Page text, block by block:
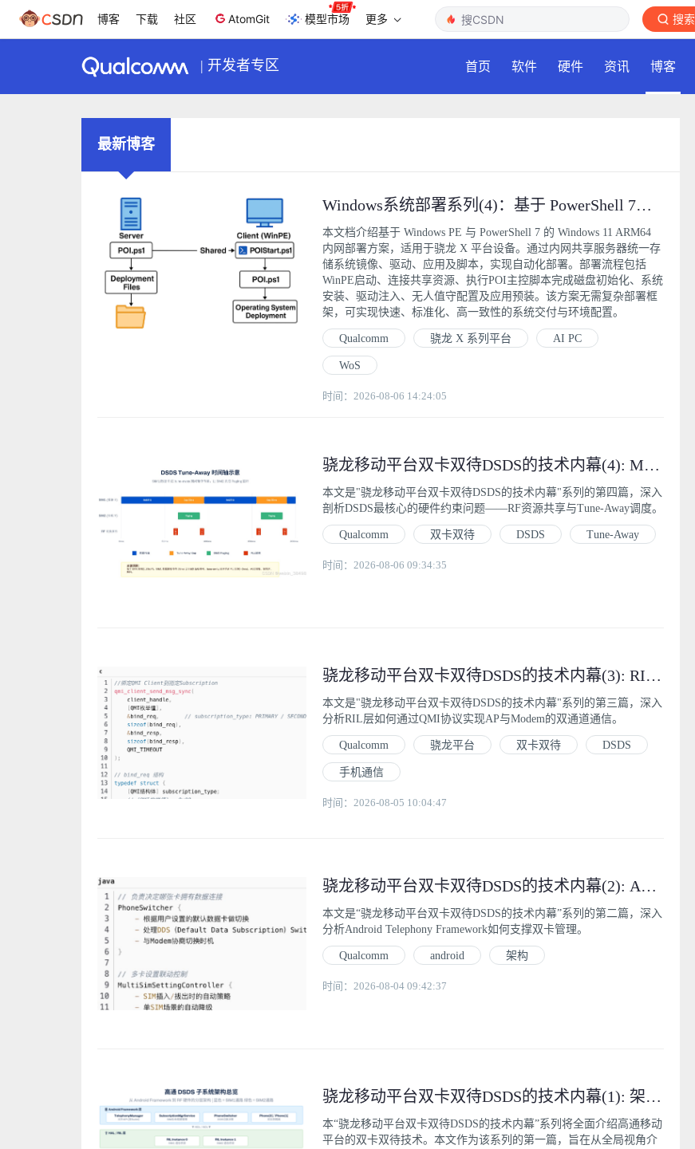
博客 下载 社区 AtomGit 模型市场 更多 搜索
| 开发者专区 首页 软件 硬件 资讯 博客
最新博客
Windows系统部署系列(4)：基于 PowerShell 7的 Windows 11 on ARM 内网部署方案
本文档介绍基于 Windows PE 与 PowerShell 7 的 Windows 11 ARM64
内网部署方案，适用于骁龙 X 平台设备。通过内网共享服务器统一存
储系统镜像、驱动、应用及脚本，实现自动化部署。部署流程包括
WinPE启动、连接共享资源、执行POI主控脚本完成磁盘初始化、系统
安装、驱动注入、无人值守配置及应用预装。该方案无需复杂部署框
架，可实现快速、标准化、高一致性的系统交付与环境配置。
Qualcomm 骁龙 X 系列平台 AI PC
WoS
时间：2026-08-06 14:24:05
骁龙移动平台双卡双待DSDS的技术内幕(4): Modem侧RF资源调度与Tune-Away机制
本文是"骁龙移动平台双卡双待DSDS的技术内幕"系列的第四篇，深入
剖析DSDS最核心的硬件约束问题——RF资源共享与Tune-Away调度。
Qualcomm 双卡双待 DSDS Tune-Away
时间：2026-08-06 09:34:35
骁龙移动平台双卡双待DSDS的技术内幕(3): RIL层双通道通信机制与QMI协议栈
本文是"骁龙移动平台双卡双待DSDS的技术内幕"系列的第三篇，深入
分析RIL层如何通过QMI协议实现AP与Modem的双通道通信。
Qualcomm 骁龙平台 双卡双待 DSDS
手机通信
时间：2026-08-05 10:04:47
骁龙移动平台双卡双待DSDS的技术内幕(2): Android Telephony Framework多SIM架构详解
本文是“骁龙移动平台双卡双待DSDS的技术内幕”系列的第二篇，深入
分析Android Telephony Framework如何支撑双卡管理。
Qualcomm android 架构
时间：2026-08-04 09:42:37
骁龙移动平台双卡双待DSDS的技术内幕(1): 架构总览
本“骁龙移动平台双卡双待DSDS的技术内幕”系列将全面介绍高通移动
平台的双卡双待技术。本文作为该系列的第一篇，旨在从全局视角介